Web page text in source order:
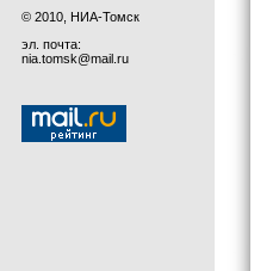
© 2010, НИА-Томск
эл. почта:
nia.tomsk@mail.ru